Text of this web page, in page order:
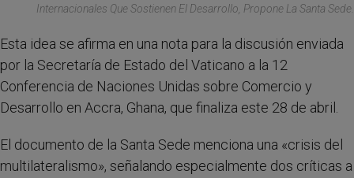
Internacionales Que Sostienen El Desarrollo, Propone La Santa Sede.
Esta idea se afirma en una nota para la discusión enviada
por la Secretaría de Estado del Vaticano a la 12
Conferencia de Naciones Unidas sobre Comercio y
Desarrollo en Accra, Ghana, que finaliza este 28 de abril.
El documento de la Santa Sede menciona una «crisis del
multilateralismo», señalando especialmente dos críticas a